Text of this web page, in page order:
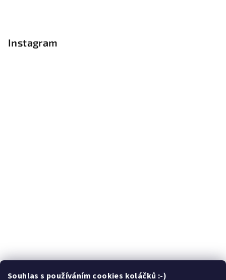
Souhlas s používáním cookies koláčků :-)
Instagram
Sledovat na Instagramu